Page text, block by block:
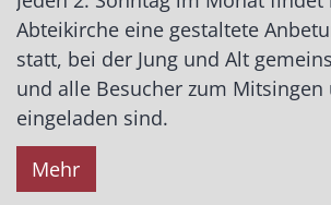
Abteikirche eine gestaltete
statt, bei der Jung und Alt
und alle Besucher zum
eingeladen sind.
Mehr